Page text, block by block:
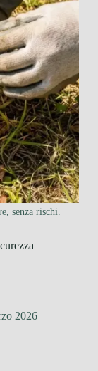
senza rischi.
2026